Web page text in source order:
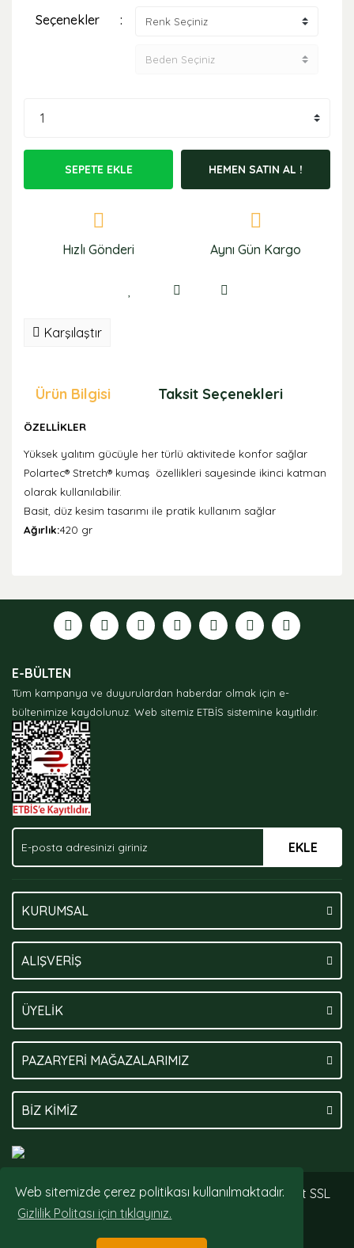
Web sitemizde çerez politikası kullanılmaktadır.
Gizlilik Politası için tıklayınız.
Seçenekler
SEPETE EKLE HEMEN SATIN AL !
Hızlı Gönderi Aynı Gün Kargo
Karşılaştır
Ürün Bilgisi Taksit Seçenekleri
ÖZELLİKLER
Yüksek yalıtım gücüyle her türlü aktivitede konfor sağlar
Polartec® Stretch® kumaş özellikleri sayesinde ikinci katman
olarak kullanılabilir.
Basit, düz kesim tasarımı ile pratik kullanım sağlar
Ağırlık:420 gr
formunu kullanarak tarafımıza iletebilirsiniz.
Görüş ve önerileriniz için teşekkür ederiz.
Ürün açıklamasında eksik bilgiler bulunuyor.
Ürün bilgilerinde hatalar bulunuyor.
Ürün fiyatı diğer sitelerden daha pahalı.
Bu ürüne benzer farklı alternatifler olmalı.
E-BÜLTEN
Tüm kampanya ve duyurulardan haberdar olmak için e-
bültenimize kaydolunuz. Web sitemiz ETBİS sistemine kayıtlıdır.
EKLE
KURUMSAL
ALIŞVERİŞ
ÜYELİK
PAZARYERİ MAĞAZALARIMIZ
BİZ KİMİZ
© Tüm hakları saklıdır. Kredi kartı bilgileriniz 256bit SSL
sertifikası ile korunmaktadır.